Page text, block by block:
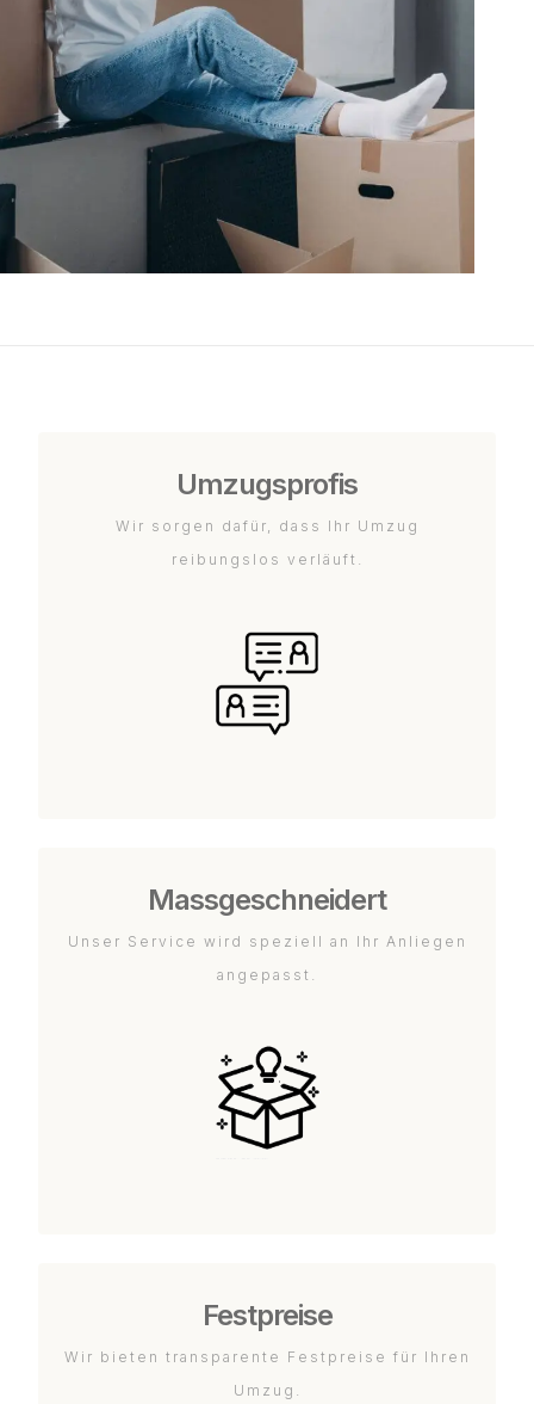
Umzugsprofis
Wir sorgen dafür, dass Ihr Umzug
reibungslos verläuft.
Massgeschneidert
Unser Service wird speziell an Ihr Anliegen
angepasst.
Festpreise
Wir bieten transparente Festpreise für Ihren
Umzug.